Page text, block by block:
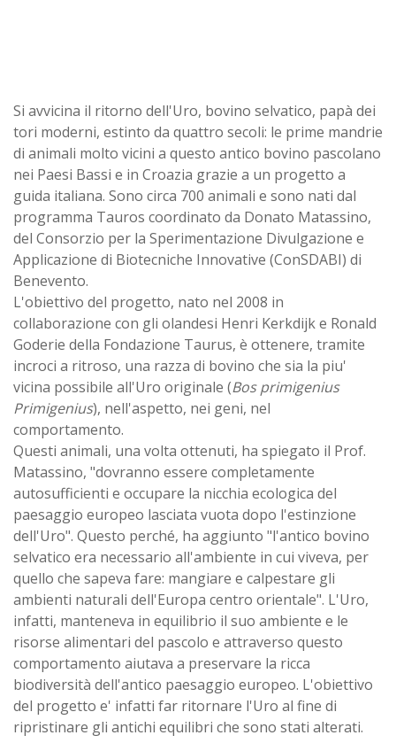
Si avvicina il ritorno dell'Uro, bovino selvatico, papà dei
tori moderni, estinto da quattro secoli: le prime mandrie
di animali molto vicini a questo antico bovino pascolano
nei Paesi Bassi e in Croazia grazie a un progetto a
guida italiana. Sono circa 700 animali e sono nati dal
programma Tauros coordinato da Donato Matassino,
del Consorzio per la Sperimentazione Divulgazione e
Applicazione di Biotecniche Innovative (ConSDABI) di
Benevento.
L'obiettivo del progetto, nato nel 2008 in
collaborazione con gli olandesi Henri Kerkdijk e Ronald
Goderie della Fondazione Taurus, è ottenere, tramite
incroci a ritroso, una razza di bovino che sia la piu'
vicina possibile all'Uro originale (Bos primigenius
Primigenius), nell'aspetto, nei geni, nel
comportamento.
Questi animali, una volta ottenuti, ha spiegato il Prof.
Matassino, "dovranno essere completamente
autosufficienti e occupare la nicchia ecologica del
paesaggio europeo lasciata vuota dopo l'estinzione
dell'Uro". Questo perché, ha aggiunto "l'antico bovino
selvatico era necessario all'ambiente in cui viveva, per
quello che sapeva fare: mangiare e calpestare gli
ambienti naturali dell'Europa centro orientale". L'Uro,
infatti, manteneva in equilibrio il suo ambiente e le
risorse alimentari del pascolo e attraverso questo
comportamento aiutava a preservare la ricca
biodiversità dell'antico paesaggio europeo. L'obiettivo
del progetto e' infatti far ritornare l'Uro al fine di
ripristinare gli antichi equilibri che sono stati alterati.